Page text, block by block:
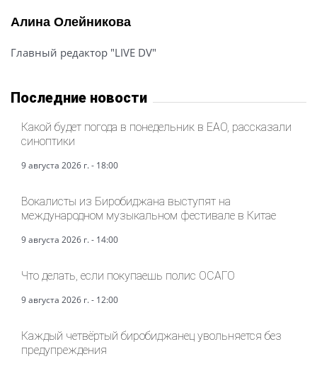
Алина Олейникова
Главный редактор "LIVE DV"
Последние новости
Какой будет погода в понедельник в ЕАО, рассказали
синоптики
9 августа 2026 г. - 18:00
Вокалисты из Биробиджана выступят на
международном музыкальном фестивале в Китае
9 августа 2026 г. - 14:00
Что делать, если покупаешь полис ОСАГО
9 августа 2026 г. - 12:00
Каждый четвёртый биробиджанец увольняется без
предупреждения